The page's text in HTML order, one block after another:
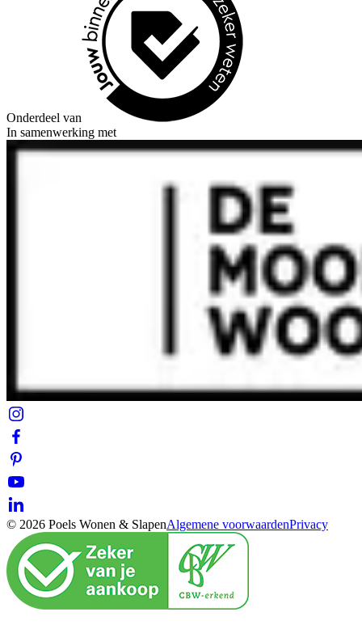
Onderdeel van
In samenwerking met
© 2026 Poels Wonen & SlapenAlgemene voorwaardenPrivacy